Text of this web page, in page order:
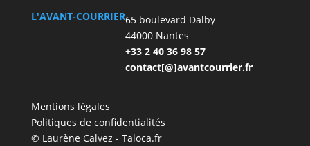
L'AVANT-COURRIER65 boulevard Dalby
44000 Nantes
+33 2 40 36 98 57
contact[@]avantcourrier.fr
Mentions légales
Politiques de confidentialités
© Laurène Calvez - Taloca.fr